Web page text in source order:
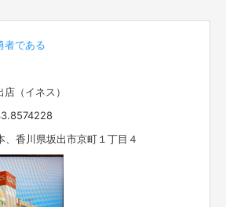
者である
（イネス）
香川県坂出市京町１丁目４